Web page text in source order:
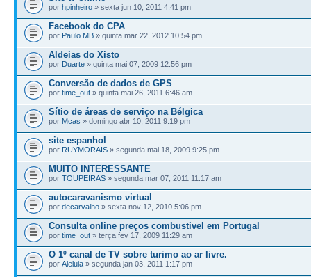
por hpinheiro » sexta jun 10, 2011 4:41 pm
Facebook do CPA
por Paulo MB » quinta mar 22, 2012 10:54 pm
Aldeias do Xisto
por Duarte » quinta mai 07, 2009 12:56 pm
Conversão de dados de GPS
por time_out » quinta mai 26, 2011 6:46 am
Sítio de áreas de serviço na Bélgica
por Mcas » domingo abr 10, 2011 9:19 pm
site espanhol
por RUYMORAIS » segunda mai 18, 2009 9:25 pm
MUITO INTERESSANTE
por TOUPEIRAS » segunda mar 07, 2011 11:17 am
autocaravanismo virtual
por decarvalho » sexta nov 12, 2010 5:06 pm
Consulta online preços combustivel em Portugal
por time_out » terça fev 17, 2009 11:29 am
O 1º canal de TV sobre turimo ao ar livre.
por Aleluia » segunda jan 03, 2011 1:17 pm